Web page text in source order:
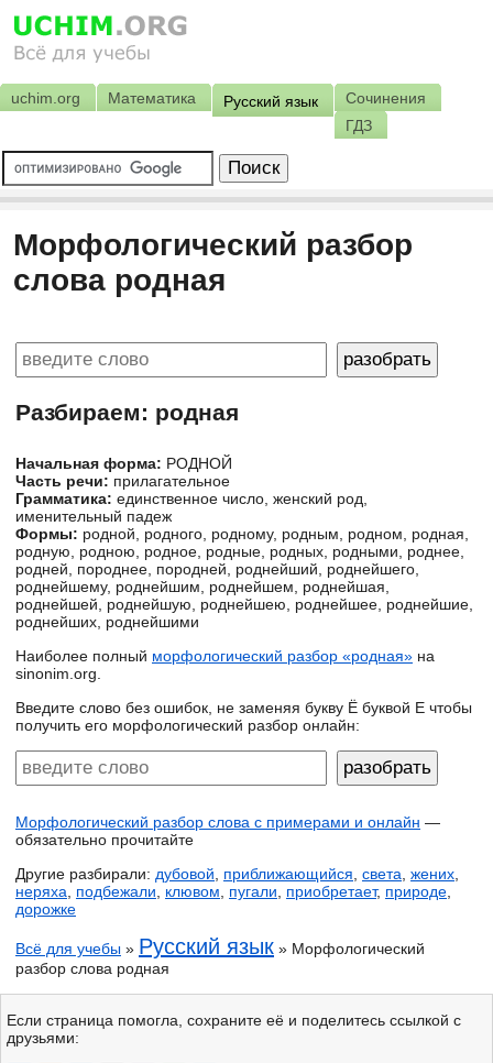
uchim.org Математика Русский язык
Сочинения
ГДЗ
Морфологический разбор
слова родная
Разбираем: родная
Начальная форма: РОДНОЙ
Часть речи: прилагательное
Грамматика: единственное число, женский род,
именительный падеж
Формы: родной, родного, родному, родным, родном, родная,
родную, родною, родное, родные, родных, родными, роднее,
родней, породнее, породней, роднейший, роднейшего,
роднейшему, роднейшим, роднейшем, роднейшая,
роднейшей, роднейшую, роднейшею, роднейшее, роднейшие,
роднейших, роднейшими
Наиболее полный морфологический разбор «родная» на
sinonim.org.
Введите слово без ошибок, не заменяя букву Ё буквой Е чтобы
получить его морфологический разбор онлайн:
Морфологический разбор слова с примерами и онлайн —
обязательно прочитайте
Другие разбирали: дубовой приближающийся света жених
неряха
подбежали клювом пугали приобретает, природе
дорожке
Всё для учебы » Русский язык » Морфологический
разбор слова родная
Если страница помогла, сохраните её и поделитесь ссылкой с
друзьями: